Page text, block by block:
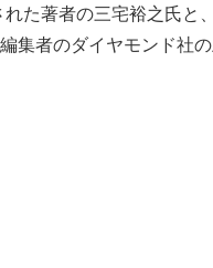
た著者の三宅裕之氏と
集者のダイヤモンド社